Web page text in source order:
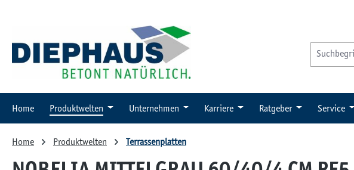
Home Produktwelten Unternehmen Karriere Ratgeber Service
Home Produktwelten Terrassenplatten